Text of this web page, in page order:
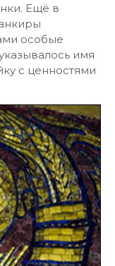
Ещё в
особые
имя
с ценностями